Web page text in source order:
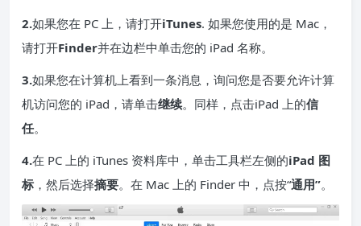
2.如果您在 PC 上，请打开iTunes. 如果您使用的是 Mac，
请打开Finder并在边栏中单击您的 iPad 名称。
3.如果您在计算机上看到一条消息，询问您是否要允许计算
机访问您的 iPad，请单击继续。同样，点击iPad 上的信
任。
4.在 PC 上的 iTunes 资料库中，单击工具栏左侧的iPad 图
标 ，然后选择摘要。在 Mac 上的 Finder 中，点按“通用”。